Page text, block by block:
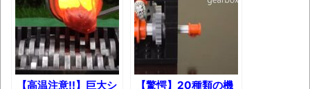
されてきた可能性・・・・・・・・・
オーストラリアの男性飛行家 太平洋横断
飛行
【中国】パトカーの前で好演技www当たり
【高温注意!!】巨大シ
【驚愕】20種類の機